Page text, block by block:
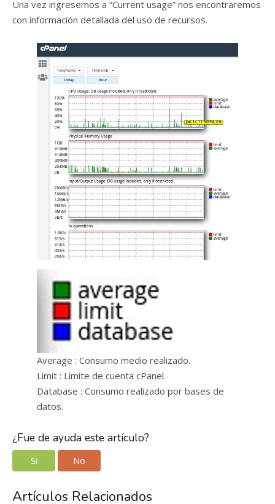
Una vez ingresemos a “Current usage” nos encontraremos
con información detallada del uso de recursos.
Average : Consumo medio realizado.
Limit : Límite de cuenta cPanel.
Database : Consumo realizado por bases de
datos.
¿Fue de ayuda este artículo?
Si No
Artículos Relacionados